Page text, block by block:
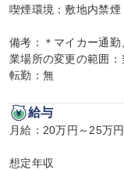
喫煙環境：敷地内禁煙
備考：＊マイカー通
業場所の変更の範囲
転勤：無
給与
月給：20万円～25万円
想定年収